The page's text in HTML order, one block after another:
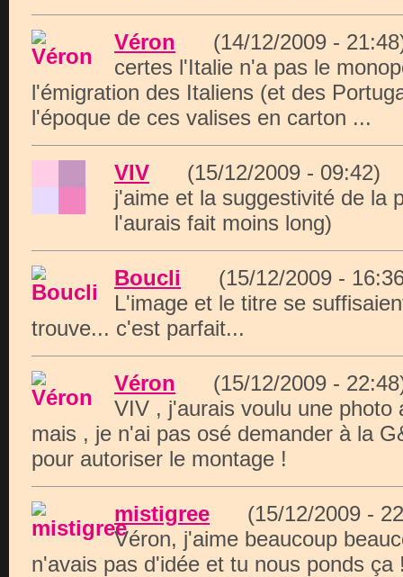
Véron (14/12/2009 -
certes l'Italie n'a pas le
l'émigration des Italiens (et des
l'époque de ces valises en carton ...
VIV (15/12/2009 -
j'aime et la suggestivité de la
l'aurais fait moins long)
Boucli (15/12/2009 -
L'image et le titre se
trouve... c'est parfait...
Véron (15/12/2009 -
VIV , j'aurais voulu une photo
mais , je n'ai pas osé demander à la
pour autoriser le montage !
mistigree (15/12/2009 -
Véron, j'aime beaucoup
n'avais pas d'idée et tu nous ponds